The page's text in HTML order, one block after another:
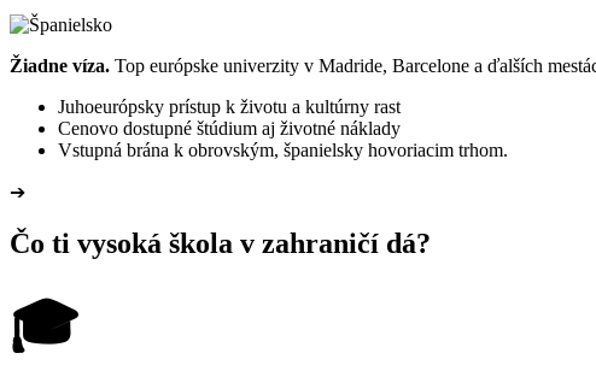
Žiadne víza. Top európske univerzity v Madride, Barcelone a ďalších
Juhoeurópsky prístup k životu a kultúrny rast
Cenovo dostupné štúdium aj životné náklady
Vstupná brána k obrovským, španielsky hovoriacim trhom.
➔
Čo ti vysoká škola v zahraničí dá?
🎓